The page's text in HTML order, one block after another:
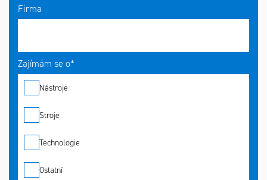
Firma
Zajímám se o*
Nástroje
Stroje
Technologie
Ostatní